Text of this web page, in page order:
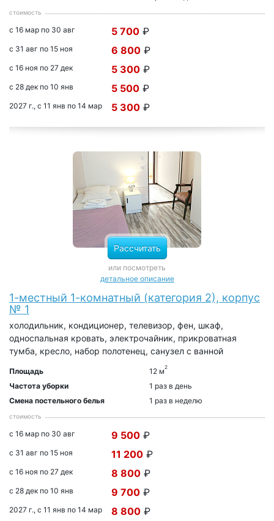
стоимость
с 16 мар по 30 авг 5 700 ₽
с 31 авг по 15 ноя 6 800 ₽
с 16 ноя по 27 дек 5 300 ₽
с 28 дек по 10 янв 5 500 ₽
2027 г., с 11 янв по 14 мар 5 300 ₽
Рассчитать
или посмотреть
детальное описание
1-местный 1-комнатный (категория 2), корпус
№ 1
холодильник, кондиционер, телевизор, фен, шкаф,
односпальная кровать, электрочайник, прикроватная
тумба, кресло, набор полотенец, санузел с ванной
Площадь 12 м2
Частота уборки
1 раз в день
Смена постельного белья
1 раз в неделю
стоимость
с 16 мар по 30 авг 9 500 ₽
с 31 авг по 15 ноя 11 200 ₽
с 16 ноя по 27 дек 8 800 ₽
с 28 дек по 10 янв 9 700 ₽
2027 г., с 11 янв по 14 мар 8 800 ₽